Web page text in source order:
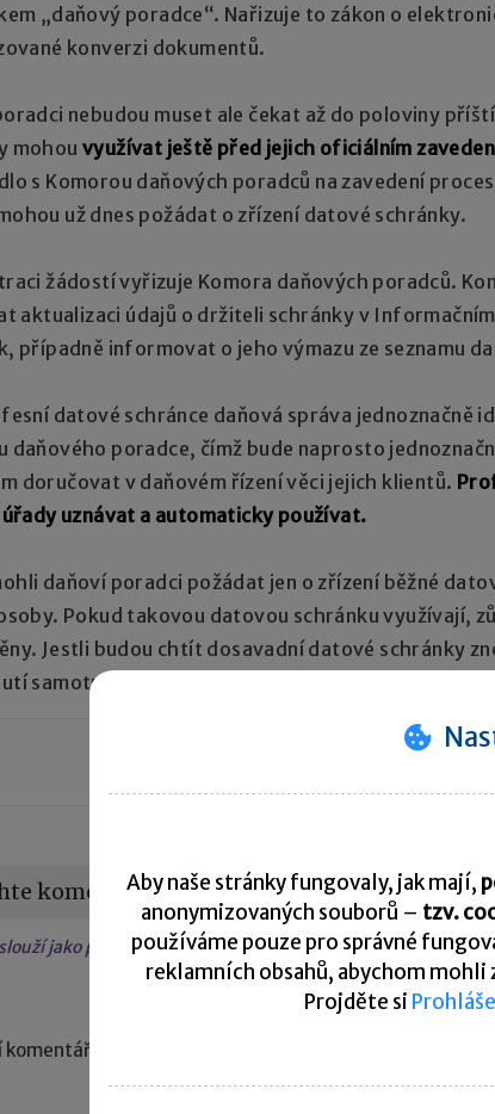
„daňový poradce“. Nařizuje to zákon o
konverzi dokumentů.
nebudou muset ale čekat až do poloviny
mohou využívat ještě před jejich oficiálním
s Komorou daňových poradců na zavedení
už dnes požádat o zřízení datové schránky.
žádostí vyřizuje Komora daňových poradců.
aktualizaci údajů o držiteli schránky v
případně informovat o jeho výmazu ze seznamu
datové schránce daňová správa jednoznačně
daňového poradce, čímž bude naprosto
doručovat v daňovém řízení věci jejich klientů.
uznávat a automaticky používat.
daňoví poradci požádat jen o zřízení běžné
Pokud takovou datovou schránku využívají,
Jestli budou chtít dosavadní datové schránky
samotných držitelů těchto schránek.
komentář
jako právní, daňová či účetní poradna. Je vyhrazena
se
Aby naše stránky fungovaly, jak mají,
anonymizovaných souborů – tzv.
používáme pouze pro správné
reklamních obsahů, abychom
Projděte si